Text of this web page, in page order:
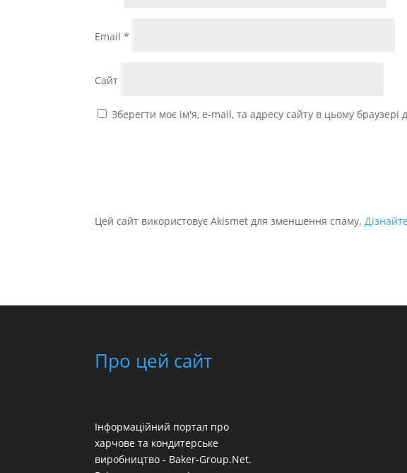
Email*
Сайт
Зберегти моє ім'я, e-mail, та адресу сайту в цьому браузері
Цей сайт використовує Akismet для зменшення спаму.
Про цей сайт
Інформаційний портал про
харчове та кондитерське
виробництво - Baker-Group.Net.